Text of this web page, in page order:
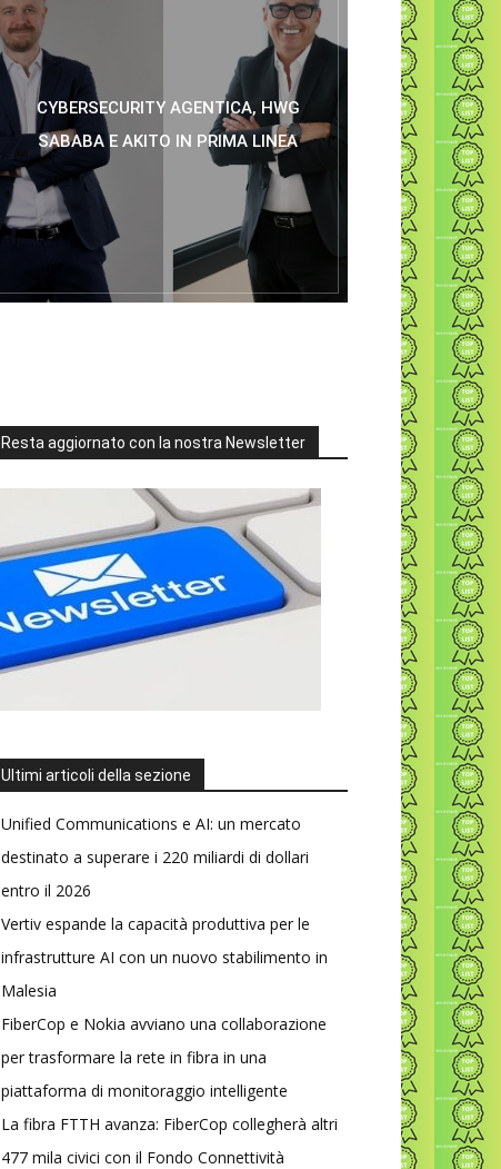
CYBERSECURITY AGENTICA, HWG
SABABA E AKITO IN PRIMA LINEA
Resta aggiornato con la nostra Newsletter
Ultimi articoli della sezione
Unified Communications e AI: un mercato
destinato a superare i 220 miliardi di dollari
entro il 2026
Vertiv espande la capacità produttiva per le
infrastrutture AI con un nuovo stabilimento in
Malesia
FiberCop e Nokia avviano una collaborazione
per trasformare la rete in fibra in una
piattaforma di monitoraggio intelligente
La fibra FTTH avanza: FiberCop collegherà altri
477 mila civici con il Fondo Connettività